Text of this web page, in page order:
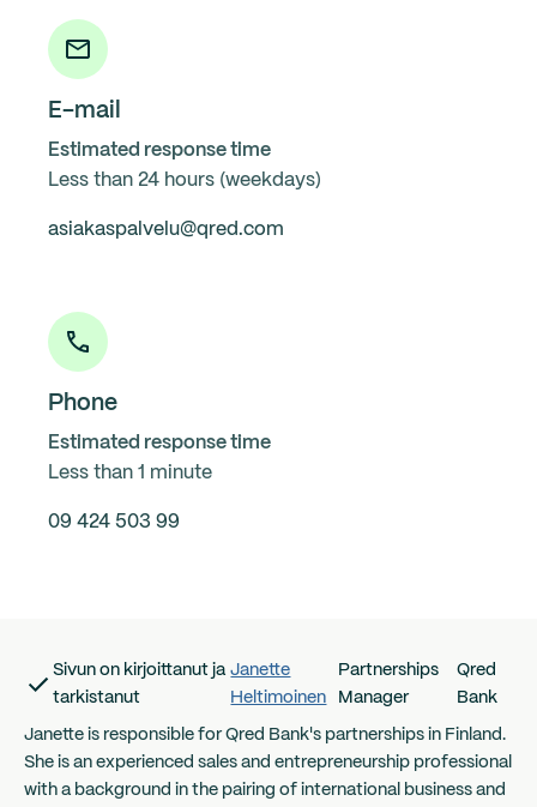
E-mail
Estimated response time
Less than 24 hours (weekdays)
asiakaspalvelu@qred.com
Phone
Estimated response time
Less than 1 minute
09 424 503 99
Sivun on kirjoittanut ja
tarkistanut
Janette
Heltimoinen
Partnerships
Manager
Qred
Bank
Janette is responsible for Qred Bank's partnerships in Finland.
She is an experienced sales and entrepreneurship professional
with a background in the pairing of international business and